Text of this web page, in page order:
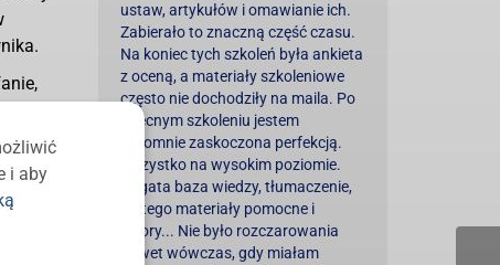
jako
ustaw, artykułów i omawianie ich.
Zabierało to znaczną część czasu.
Na koniec tych szkoleń była ankieta
z oceną, a materiały szkoleniowe
często nie dochodziły na maila. Po
obecnym szkoleniu jestem
ogromnie zaskoczona perfekcją.
Wszystko na wysokim poziomie.
Bogata baza wiedzy, tłumaczenie,
do tego materiały pomocne i
wzory... Nie było rozczarowania
nawet wówczas, gdy miałam
i aby